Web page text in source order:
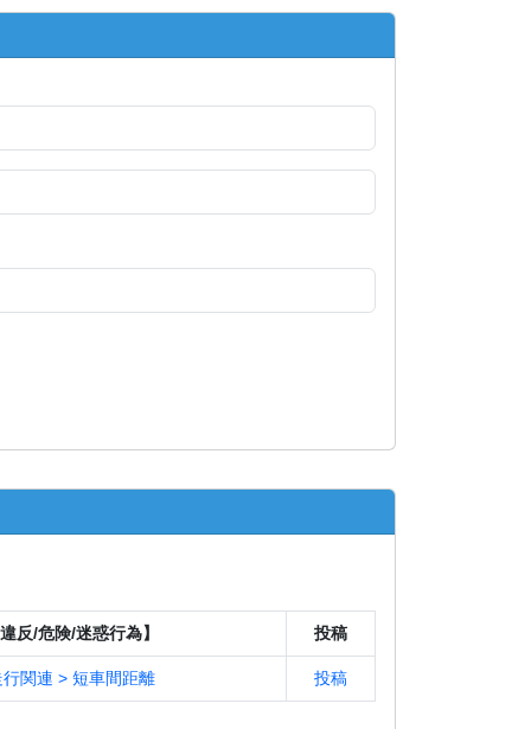
反/危険/迷惑行為】 投稿
関連 > 短車間距離 投稿